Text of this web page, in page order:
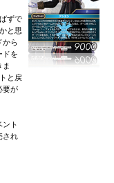
ずで
と思
から
ドを
ま
と戻
要が
ト
され